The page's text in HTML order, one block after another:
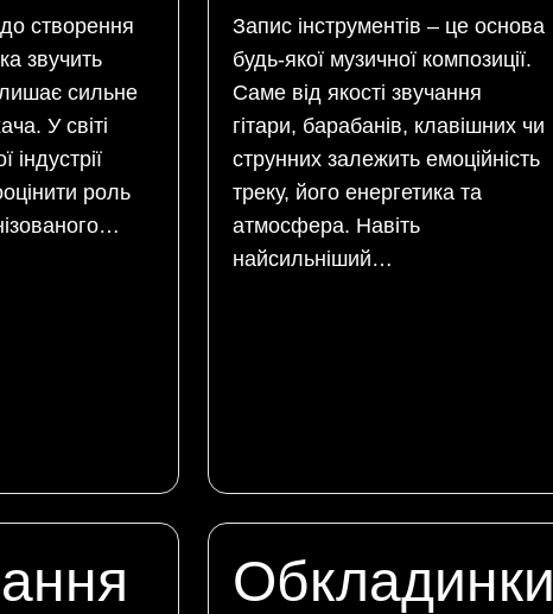
створення
звучить
сильне
У світі
індустрії
роль
Запис інструментів – це основа
будь-якої музичної композиції.
Саме від якості звучання
гітари, барабанів, клавішних чи
струнних залежить емоційність
треку, його енергетика та
атмосфера. Навіть
найсильніший…
Обкладинки